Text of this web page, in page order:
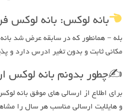
بانه لوکس: بانه
بله – همانطور که در سابقه عرض شد
مکانی ثابت و بدون تغیر ادرس دارد و
✍️چطور بدونم بانه لوکس
و هایلایت ارسالی مناسب هر سال را